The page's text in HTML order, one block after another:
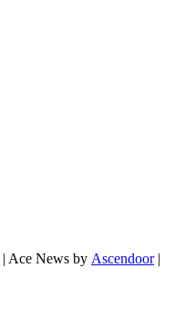
| Ace News by Ascendoor|